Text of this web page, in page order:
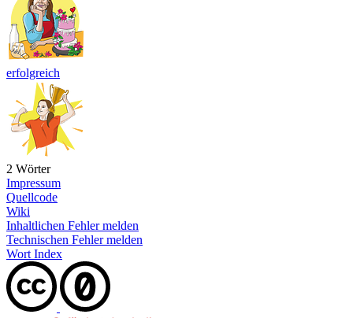
erfolgreich
2 Wörter
Impressum
Quellcode
Wiki
Inhaltlichen Fehler melden
Technischen Fehler melden
Wort Index